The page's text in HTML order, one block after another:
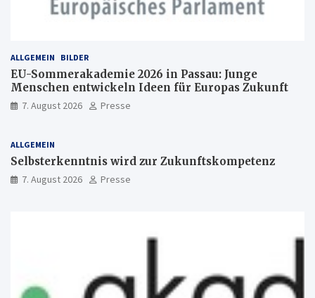
ALLGEMEIN BILDER
EU-Sommerakademie 2026 in Passau: Junge
Menschen entwickeln Ideen für Europas Zukunft
7. August 2026 Presse
ALLGEMEIN
Selbsterkenntnis wird zur Zukunftskompetenz
7. August 2026 Presse